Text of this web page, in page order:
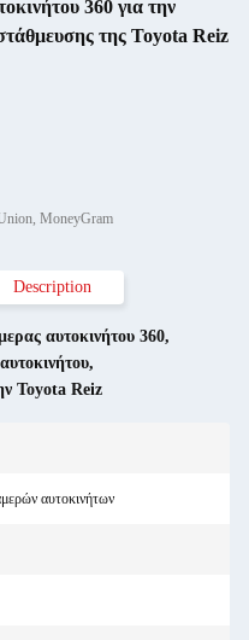
360 για την
της Toyota Reiz
MoneyGram
Description
αυτοκινήτου 360,
,
Toyota Reiz
αυτοκινήτων